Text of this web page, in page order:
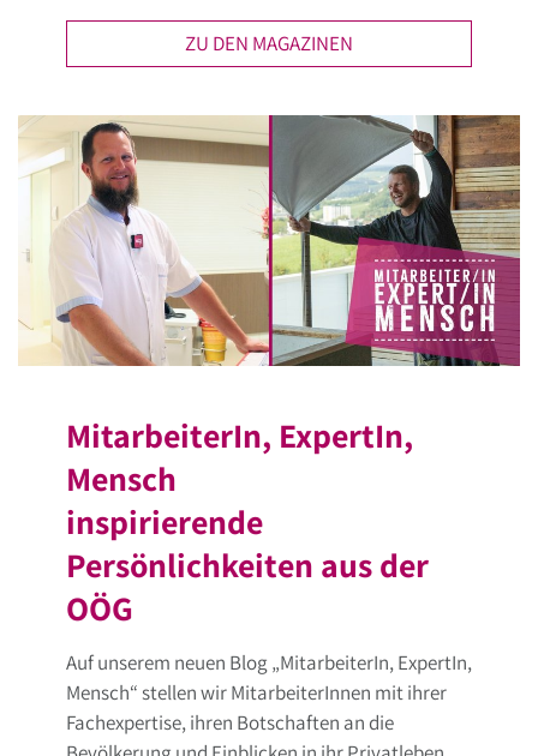
ZU DEN MAGAZINEN
MitarbeiterIn, ExpertIn,
Mensch
inspirierende
Persönlichkeiten aus der
OÖG
Auf unserem neuen Blog „MitarbeiterIn, ExpertIn,
Mensch“ stellen wir MitarbeiterInnen mit ihrer
Fachexpertise, ihren Botschaften an die